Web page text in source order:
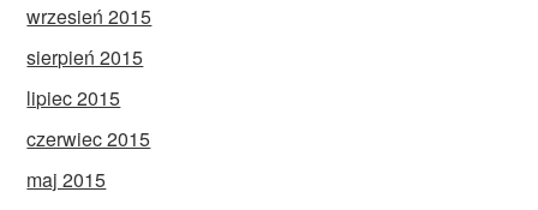
wrzesień 2015
sierpień 2015
lipiec 2015
czerwiec 2015
maj 2015